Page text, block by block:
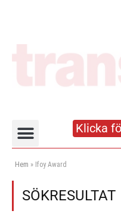
Klicka
Hem » Ifoy Award
SÖKRESULTAT